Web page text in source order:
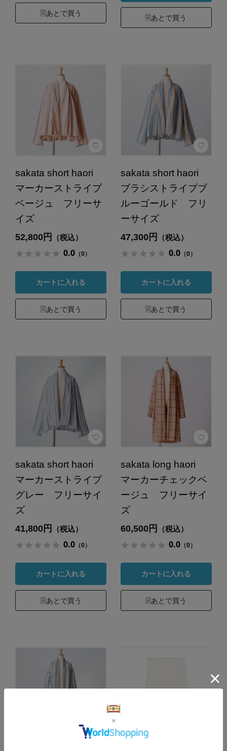
あとで買う
あとで買う
sakata short haori
マーカーストライプ
ベージュ フリーサ
イズ
52,800円 （税込）
0.0（0）
カートに入れる
あとで買う
sakata short haori
ブラシストライプブ
ルーゴールド フリ
ーサイズ
47,300円 （税込）
0.0（0）
カートに入れる
あとで買う
sakata short haori
マーカーストライプ
グレー フリーサイ
ズ
41,800円 （税込）
0.0（0）
カートに入れる
あとで買う
sakata long haori
マーカーチェックベ
ージュ フリーサイ
ズ
60,500円 （税込）
0.0（0）
カートに入れる
あとで買う